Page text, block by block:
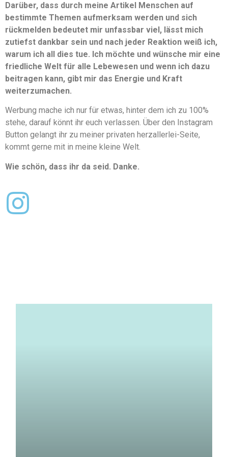
Darüber, dass durch meine Artikel Menschen auf
bestimmte Themen aufmerksam werden und sich
rückmelden bedeutet mir unfassbar viel, lässt mich
zutiefst dankbar sein und nach jeder Reaktion weiß ich,
warum ich all dies tue. Ich möchte und wünsche mir eine
friedliche Welt für alle Lebewesen und wenn ich dazu
beitragen kann, gibt mir das Energie und Kraft
weiterzumachen.
Werbung mache ich nur für etwas, hinter dem ich zu 100%
stehe, darauf könnt ihr euch verlassen. Über den Instagram
Button gelangt ihr zu meiner privaten herzallerlei-Seite,
kommt gerne mit in meine kleine Welt.
Wie schön, dass ihr da seid. Danke.